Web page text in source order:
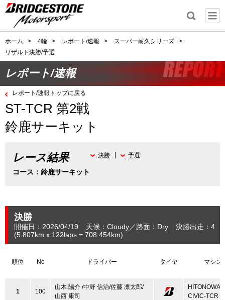
ホーム > 4輪 > レポート/速報 > スーパー耐久シリーズ
>
リザルト決勝/予選
レポート/速報
レポート/速報トップに戻る
ST-TCR 第2戦
鈴鹿サーキット
レース結果
コース：鈴鹿サーキット
決勝 予選
決勝
開催日：2026/04/19 天候：Cloudy 路面：Dry 決勝出走：4
(5.807km x 122laps = 708.454km)
順位 No ドライバー タイヤ マシン
1 100
山木 陽介 /中野 信治/佐藤 凛太郎/
山西 康司
HITONOWA
CIVIC-TCR